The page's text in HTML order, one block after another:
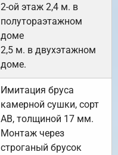
2-ой этаж 2,4 м. в
полутораэтажном
доме
2,5 м. в двухэтажном
доме.
Имитация бруса
камерной сушки, сорт
АВ, толщиной 17 мм.
Монтаж через
строганый брусок